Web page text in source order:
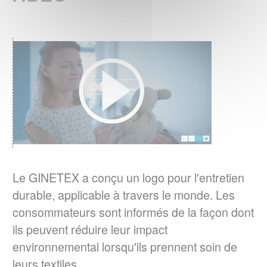
EUROPEEN IPSOS 2023
Quelles sont les habitudes d'entretien textile
en Europe ?
EN SAVOIR PLUS
RESPONSABILITE ELARGIE DU
La loi AGEC impose depuis le 1er janvier
2022, l'apposition d'une
signalétique TRIMAN et d'une info-tri sur les
produits tels que les textiles d'habillement, le
linge de maison et les chaussures.
Le GINETEX a conçu un logo pour l'entretien
durable, applicable à travers le monde. Les
consommateurs sont informés de la façon dont
ils peuvent réduire leur impact
environnemental lorsqu'ils prennent soin de
leurs textiles.